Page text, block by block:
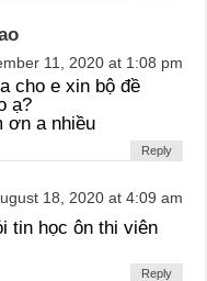
11, 2020 at 1:08 pm
cho e xin bộ đề
ạ?
ơn a nhiều
Reply
18, 2020 at 4:09 am
tin học ôn thi viên
Reply